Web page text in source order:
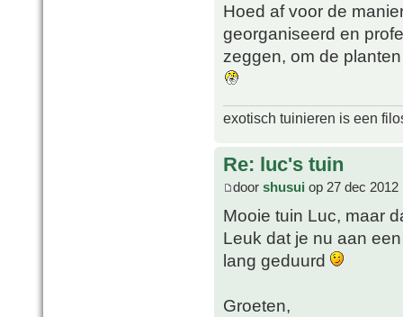
Hoed af voor de
georganiseerd en
zeggen, om de
exotisch tuinieren is een
Re: luc's tuin
door shusui op 27 dec 2012
Mooie tuin Luc, maar
Leuk dat je nu aan
lang geduurd
Groeten,